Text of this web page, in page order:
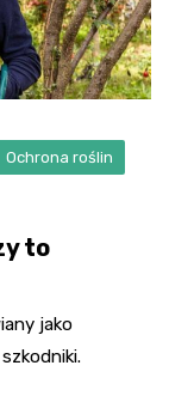
Ochrona roślin
to
jako